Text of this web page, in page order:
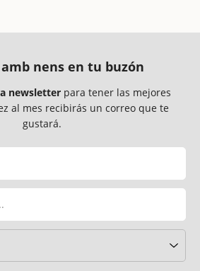
amb nens en tu buzón
newsletterpara tener las mejores
al mes recibirás un correo que te
gustará.